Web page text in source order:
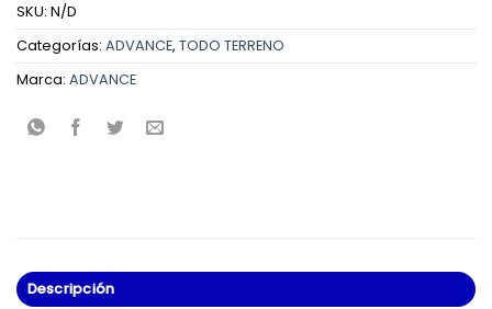
SKU: N/D
Categorías: ADVANCE, TODO TERRENO
Marca: ADVANCE
Descripción